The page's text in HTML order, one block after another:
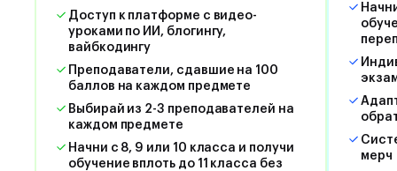
Доступ к платформе с видео-
уроками по ИИ, блогингу,
вайбкодингу
Преподаватели, сдавшие на 100
баллов на каждом предмете
Выбирай из 2-3 преподавателей на
каждом предмете
Начни с 8, 9 или 10 класса и получи
обучение вплоть до 11 класса без
мерч